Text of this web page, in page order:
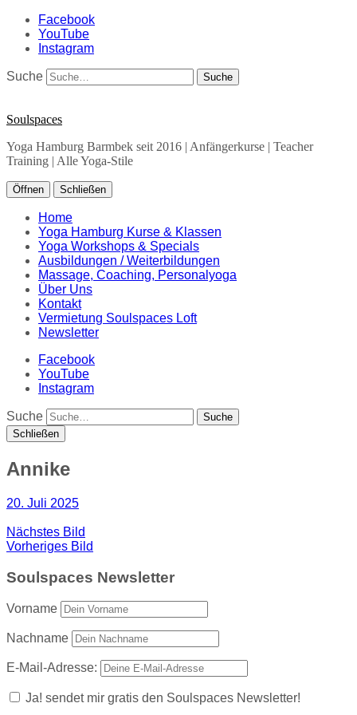
Facebook
YouTube
Instagram
Suche
Soulspaces
Yoga Hamburg Barmbek seit 2016 | Anfängerkurse | Teacher
Training | Alle Yoga-Stile
Öffnen Schließen
Home
Yoga Hamburg Kurse & Klassen
Yoga Workshops & Specials
Ausbildungen / Weiterbildungen
Massage, Coaching, Personalyoga
Über Uns
Kontakt
Vermietung Soulspaces Loft
Newsletter
Facebook
YouTube
Instagram
Suche
Schließen
Annike
20. Juli 2025
Nächstes Bild
Vorheriges Bild
Soulspaces Newsletter
Vorname
Nachname
E-Mail-Adresse:
Ja! sendet mir gratis den Soulspaces Newsletter!